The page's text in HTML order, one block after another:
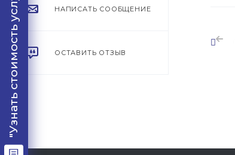
НАПИСАТЬ СООБЩЕНИЕ
ОСТАВИТЬ ОТЗЫВ
"Узнать стоимость услуг"